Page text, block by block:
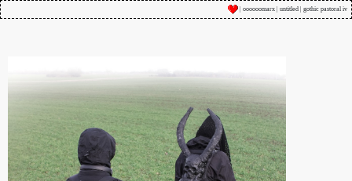
| oooooomarx | untitled | gothic pastoral iv